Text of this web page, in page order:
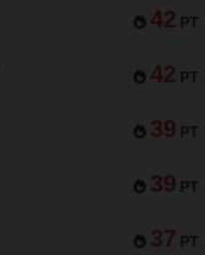
42 PT
42 PT
39 PT
39 PT
37 PT